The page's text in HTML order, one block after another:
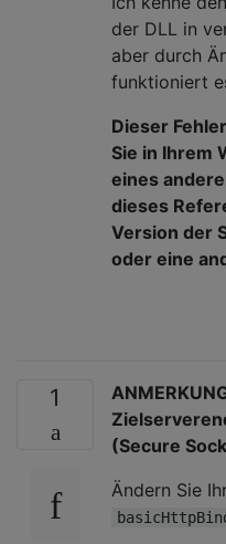
der DLL in
aber durch
funktioniert
Dieser
Sie in Ihrem
eines
dieses
Version der
oder eine
1
(Secure
Ändern Sie